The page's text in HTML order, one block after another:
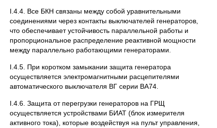
I.4.4. Все БКН связаны между собой уравнительными
соединениями через контакты выключателей генераторов,
что обеспечивает устойчивость параллельной работы и
пропорциональное распределение реактивной мощности
между параллельно работающими генераторами.
I.4.5. При коротком замыкании защита генератора
осуществляется электромагнитными расцепителями
автоматического выключателя ВГ серии ВА74.
I.4.6. Защита от перегрузки генераторов на ГРЩ
осуществляется устройствами БИАТ (блок измерителя
активного тока), которые воздействуя на пульт управления,